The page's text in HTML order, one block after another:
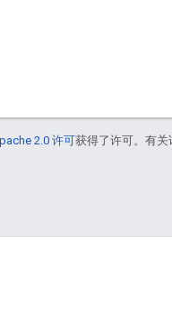
2.0 许可获得了许可。有关